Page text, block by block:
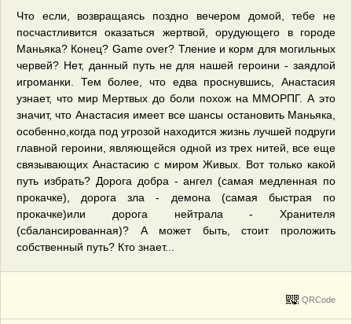
Что если, возвращаясь поздно вечером домой, тебе не
посчастливится оказаться жертвой, орудующего в городе
Маньяка? Конец? Game over? Тление и корм для могильных
червей? Нет, данный путь не для нашей героини - заядлой
игроманки. Тем более, что едва проснувшись, Анастасия
узнает, что мир Мертвых до боли похож на ММОРПГ. А это
значит, что Анастасия имеет все шансы остановить Маньяка,
особенно,когда под угрозой находится жизнь лучшей подруги
главной героини, являющейся одной из трех нитей, все еще
связывающих Анастасию с миром Живых. Вот только какой
путь избрать? Дорога добра - ангел (самая медленная по
прокачке), дорога зла - демона (самая быстрая по
прокачке)или дорога нейтрала - Хранителя
(сбалансированная)? А может быть, стоит проложить
собственный путь? Кто знает...
QRCode